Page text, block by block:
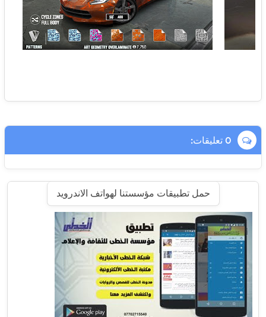
حمل تطبيقات مؤسستنا لهواتف الاندرويد